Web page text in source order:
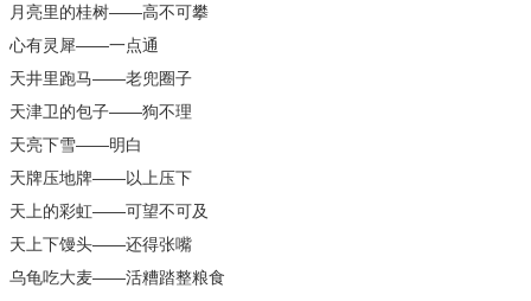
月亮里的桂树——高不可攀
心有灵犀——一点通
天井里跑马——老兜圈子
天津卫的包子——狗不理
天亮下雪——明白
天牌压地牌——以上压下
天上的彩虹——可望不可及
天上下馒头——还得张嘴
乌龟吃大麦——活糟踏整粮食